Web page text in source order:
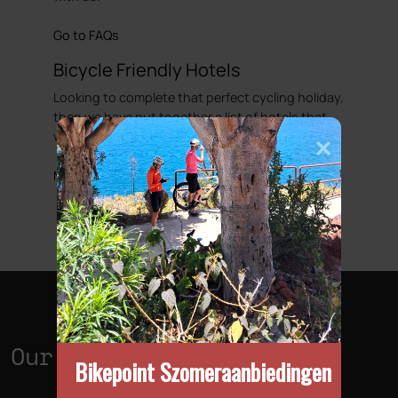
Go to FAQs
Bicycle Friendly Hotels
Looking to complete that perfect cycling holiday,
then we have put together a list of hotels that
we would regard as been cycle friendly.
More information
Our ShopsBikepoint Szomeraanbiedingen